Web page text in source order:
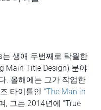
생애 두번째로 탁월한
Main Title Design) 분야
. 올해에는 그가 작업한
타이틀인 “The Man in
, 그는 2014년에 “True